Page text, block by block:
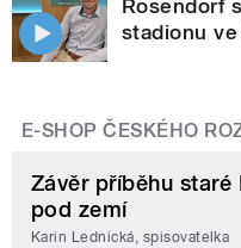
Rosendorf
stadionu
E-SHOP ČESKÉHO
Závěr příběhu
pod zemí
Karin Lednická, spisovatelka